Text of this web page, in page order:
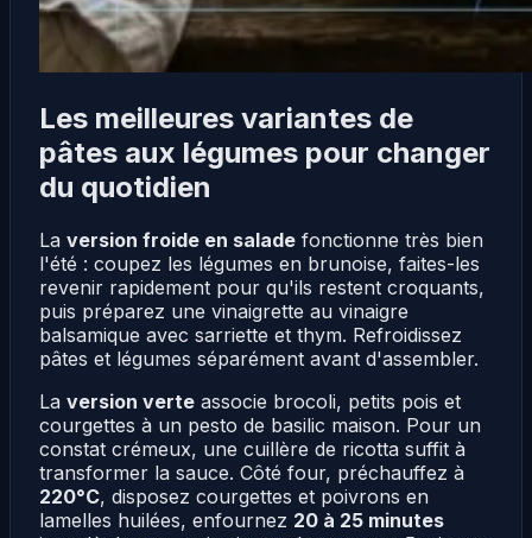
Les meilleures variantes de
pâtes aux légumes pour changer
du quotidien
La version froide en salade fonctionne très bien
l'été : coupez les légumes en brunoise, faites-les
revenir rapidement pour qu'ils restent croquants,
puis préparez une vinaigrette au vinaigre
balsamique avec sarriette et thym. Refroidissez
pâtes et légumes séparément avant d'assembler.
La version verte associe brocoli, petits pois et
courgettes à un pesto de basilic maison. Pour un
constat crémeux, une cuillère de ricotta suffit à
transformer la sauce. Côté four, préchauffez à
220°C, disposez courgettes et poivrons en
lamelles huilées, enfournez 20 à 25 minutes